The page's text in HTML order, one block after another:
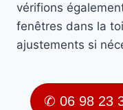
vérifions
fenêtres dans la
ajustements si
✆ 06 98 23